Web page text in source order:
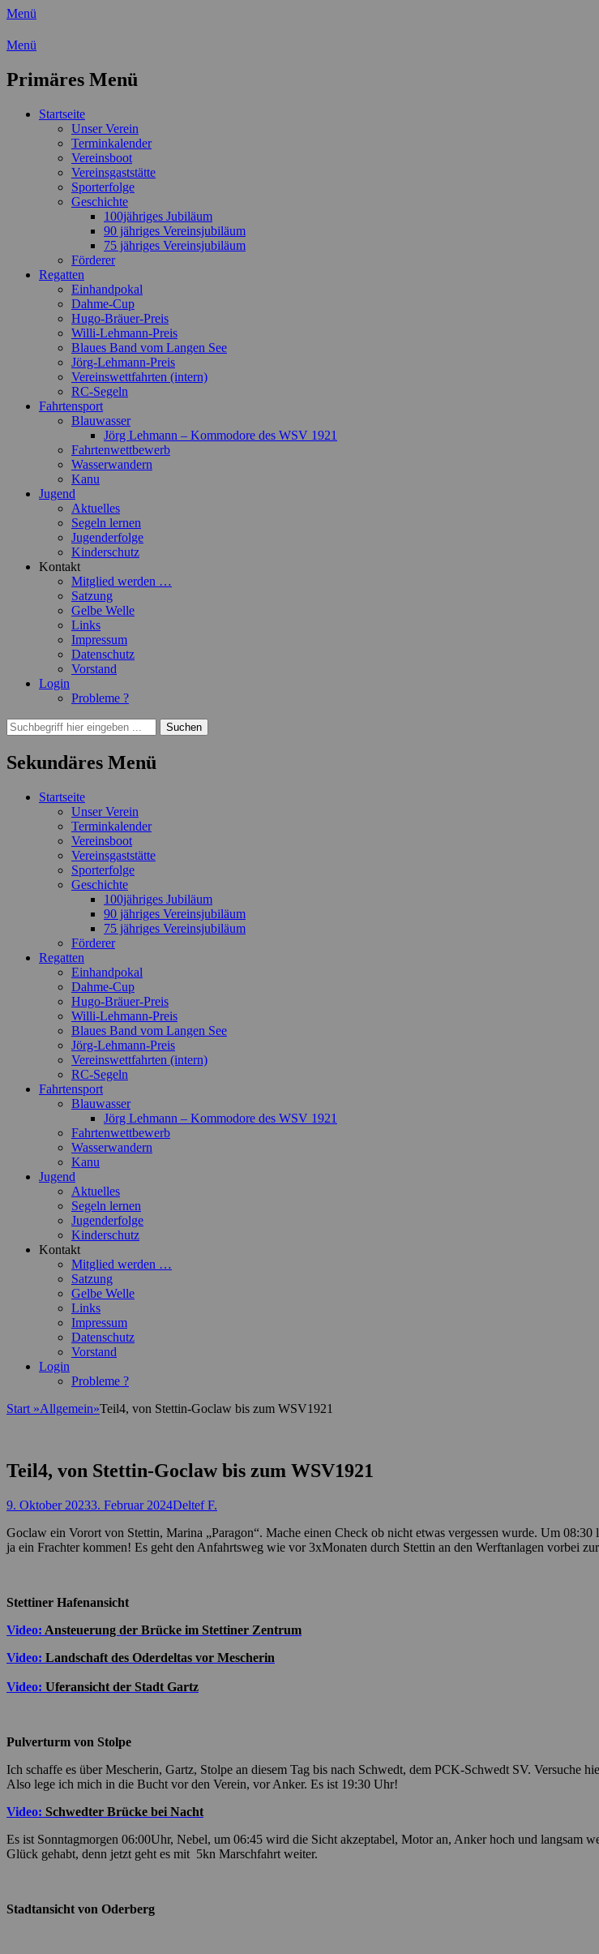
Menü
Wassersport-Verein 1921 e.V.
Menü
Primäres Menü
Zum
Startseite
Unser Verein
Terminkalender
Vereinsboot
Vereinsgaststätte
Sporterfolge
Geschichte
100jähriges Jubiläum
90 jähriges Vereinsjubiläum
75 jähriges Vereinsjubiläum
Förderer
Regatten
Einhandpokal
Dahme-Cup
Hugo-Bräuer-Preis
Willi-Lehmann-Preis
Blaues Band vom Langen See
Jörg-Lehmann-Preis
Vereinswettfahrten (intern)
RC-Segeln
Fahrtensport
Blauwasser
Jörg Lehmann – Kommodore des WSV 1921
Fahrtenwettbewerb
Wasserwandern
Kanu
Jugend
Aktuelles
Segeln lernen
Jugenderfolge
Kinderschutz
Kontakt
Mitglied werden …
Satzung
Gelbe Welle
Links
Impressum
Datenschutz
Vorstand
Login
Probleme ?
Suchen
Suchen
nach:
Sekundäres Menü
Zum
Startseite
Unser Verein
Terminkalender
Vereinsboot
Vereinsgaststätte
Sporterfolge
Geschichte
100jähriges Jubiläum
90 jähriges Vereinsjubiläum
75 jähriges Vereinsjubiläum
Förderer
Regatten
Einhandpokal
Dahme-Cup
Hugo-Bräuer-Preis
Willi-Lehmann-Preis
Blaues Band vom Langen See
Jörg-Lehmann-Preis
Vereinswettfahrten (intern)
RC-Segeln
Fahrtensport
Blauwasser
Jörg Lehmann – Kommodore des WSV 1921
Fahrtenwettbewerb
Wasserwandern
Kanu
Jugend
Aktuelles
Segeln lernen
Jugenderfolge
Kinderschutz
Kontakt
Mitglied werden …
Satzung
Gelbe Welle
Links
Impressum
Datenschutz
Vorstand
Login
Probleme ?
Start »Allgemein»Teil4, von Stettin-Goclaw bis zum WSV1921
Teil4, von Stettin-Goclaw bis zum WSV1921
Posted
9. Oktober 20233. Februar 2024Autor
Deltef F.
Goclaw ein Vorort von Stettin, Marina „Paragon“. Mache einen Check ob nicht etwas vergessen wurde. Um
ja ein Frachter kommen! Es geht den Anfahrtsweg wie vor 3xMonaten durch Stettin an den Werftanlagen vorbei
Stettiner Hafenansicht
Video: Ansteuerung der Brücke im Stettiner Zentrum
Video: Landschaft des Oderdeltas vor Mescherin
Video: Uferansicht der Stadt Gartz
Pulverturm von Stolpe
Ich schaffe es über Mescherin, Gartz, Stolpe an diesem Tag bis nach Schwedt, dem PCK-Schwedt SV. Versuche
Also lege ich mich in die Bucht vor den Verein, vor Anker. Es ist 19:30 Uhr!
Video: Schwedter Brücke bei Nacht
Es ist Sonntagmorgen 06:00Uhr, Nebel, um 06:45 wird die Sicht akzeptabel, Motor an, Anker hoch und langsam
Glück gehabt, denn jetzt geht es mit 5kn Marschfahrt weiter.
Stadtansicht von Oderberg